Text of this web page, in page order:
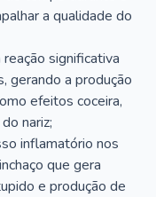
a qualidade do
significativa
gerando a produção
efeitos coceira,
nariz;
inflamatório nos
que gera
e produção de